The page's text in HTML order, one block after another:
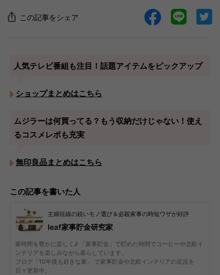
この記事をシェア
人気テレビ番組も注目！話題アイテムをピックアップ
ショップまとめはこちら
ムジラーは何買ってる？もう収納だけじゃない！使え
るコスメレポも充実
無印良品まとめはこちら
この記事を書いた人
主婦目線の鋭いモノ選び＆必殺家事の時短ワザが好評
leaf家事貯金研究家
家時間を豊かに楽しく♪ 「家事貯金」で貯めた時間でコーヒーや北欧イ
ンテリアを楽しみながら暮らしています。
ブログ「10年後も好きな家」 で家事貯金や北欧インテリアの近況を
日々更新中。